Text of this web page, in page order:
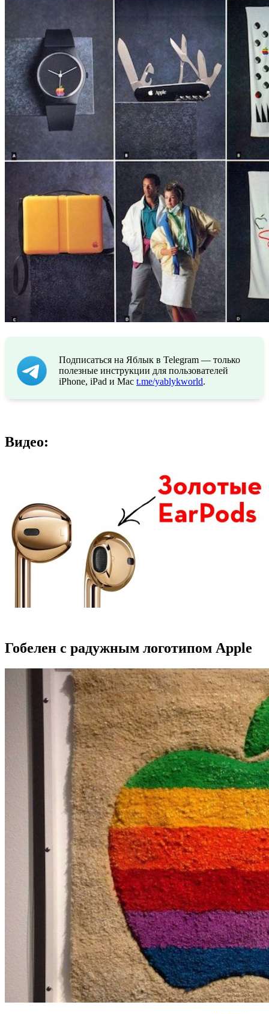
Подписаться на Яблык в Telegram — только
полезные инструкции для пользователей
iPhone, iPad и Mac t.me/yablykworld.
Видео:
Гобелен с радужным логотипом Apple